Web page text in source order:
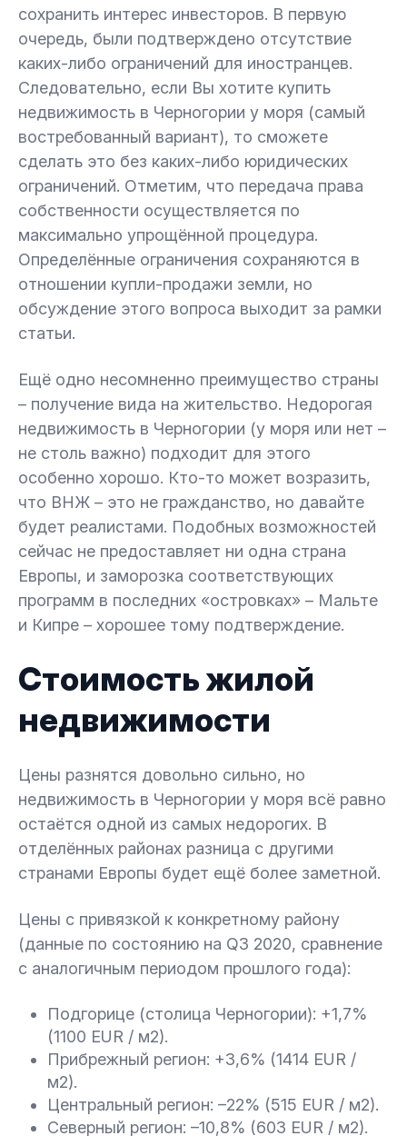
сохранить интерес инвесторов. В первую
очередь, были подтверждено отсутствие
каких-либо ограничений для иностранцев.
Следовательно, если Вы хотите купить
недвижимость в Черногории у моря (самый
востребованный вариант), то сможете
сделать это без каких-либо юридических
ограничений. Отметим, что передача права
собственности осуществляется по
максимально упрощённой процедура.
Определённые ограничения сохраняются в
отношении купли-продажи земли, но
обсуждение этого вопроса выходит за рамки
статьи.
Ещё одно несомненно преимущество страны
– получение вида на жительство. Недорогая
недвижимость в Черногории (у моря или нет –
не столь важно) подходит для этого
особенно хорошо. Кто-то может возразить,
что ВНЖ – это не гражданство, но давайте
будет реалистами. Подобных возможностей
сейчас не предоставляет ни одна страна
Европы, и заморозка соответствующих
программ в последних «островках» – Мальте
и Кипре – хорошее тому подтверждение.
Стоимость жилой
недвижимости
Цены разнятся довольно сильно, но
недвижимость в Черногории у моря всё равно
остаётся одной из самых недорогих. В
отделённых районах разница с другими
странами Европы будет ещё более заметной.
Цены с привязкой к конкретному району
(данные по состоянию на Q3 2020, сравнение
с аналогичным периодом прошлого года):
Подгорице (столица Черногории): +1,7%
(1100 EUR / м2).
Прибрежный регион: +3,6% (1414 EUR /
м2).
Центральный регион: –22% (515 EUR / м2).
Северный регион: –10,8% (603 EUR / м2).